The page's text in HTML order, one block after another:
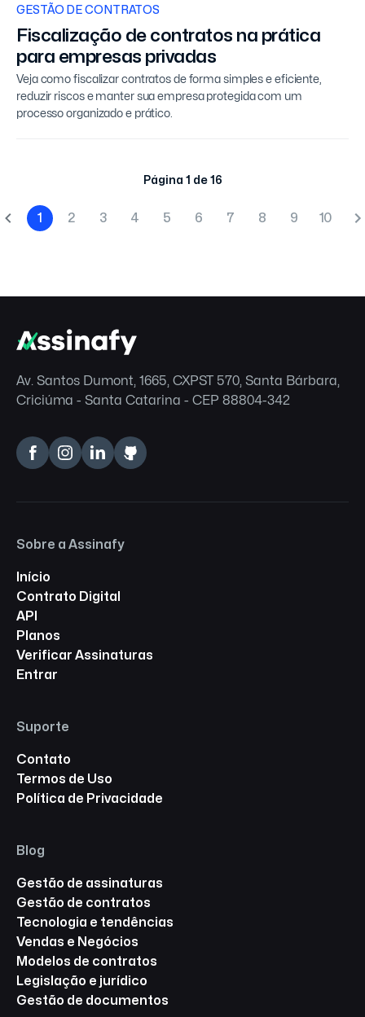
GESTÃO DE CONTRATOS
Fiscalização de contratos na prática
para empresas privadas
Veja como fiscalizar contratos de forma simples e eficiente,
reduzir riscos e manter sua empresa protegida com um
processo organizado e prático.
Página 1 de 16
1 2 3 4 5 6 7 8 9 10
Av. Santos Dumont, 1665, CXPST 570, Santa Bárbara,
Criciúma - Santa Catarina - CEP 88804-342
Sobre a Assinafy
Início
Contrato Digital
API
Planos
Verificar Assinaturas
Entrar
Suporte
Contato
Termos de Uso
Política de Privacidade
Blog
Gestão de assinaturas
Gestão de contratos
Tecnologia e tendências
Vendas e Negócios
Modelos de contratos
Legislação e jurídico
Gestão de documentos